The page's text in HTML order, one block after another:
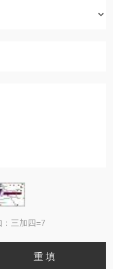
三加四=7